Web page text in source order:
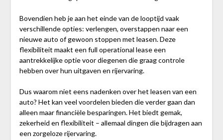
Bovendien heb je aan het einde van de looptijd vaak
verschillende opties: verlengen, overstappen naar een
nieuwe auto of gewoon stoppen met leasen. Deze
flexibiliteit maakt een full operational lease een
aantrekkelijke optie voor diegenen die graag controle
hebben over hun uitgaven en rijervaring.
Dus waarom niet eens nadenken over het leasen van een
auto? Het kan veel voordelen bieden die verder gaan dan
alleen maar financiële besparingen. Het biedt gemak,
zekerheid en flexibiliteit – allemaal dingen die bijdragen aan
een zorgeloze rijervaring.